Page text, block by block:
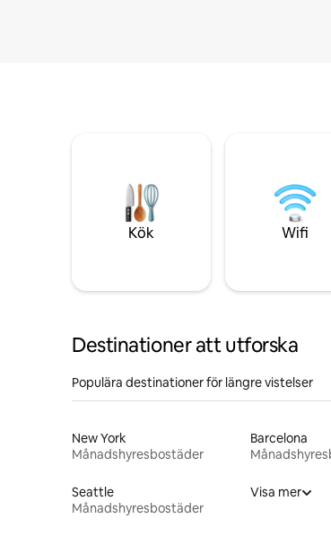
Kök Wifi
Destinationer att utforska
Populära destinationer för längre vistelser
New York
Månadshyresbostäder
Barcelona
Seattle
Månadshyresbostäder
Visa mer